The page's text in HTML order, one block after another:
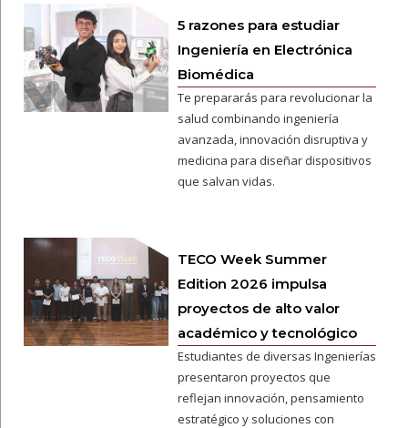
5 razones para estudiar
Ingeniería en Electrónica
Biomédica
Te prepararás para revolucionar la
salud combinando ingeniería
avanzada, innovación disruptiva y
medicina para diseñar dispositivos
que salvan vidas.
TECO Week Summer
Edition 2026 impulsa
proyectos de alto valor
académico y tecnológico
Estudiantes de diversas Ingenierías
presentaron proyectos que
reflejan innovación, pensamiento
estratégico y soluciones con